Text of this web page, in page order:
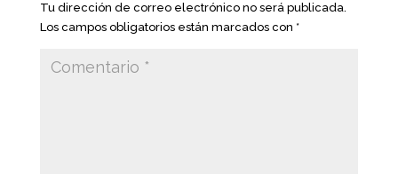
Tu dirección de correo electrónico no será publicada.
Los campos obligatorios están marcados con *